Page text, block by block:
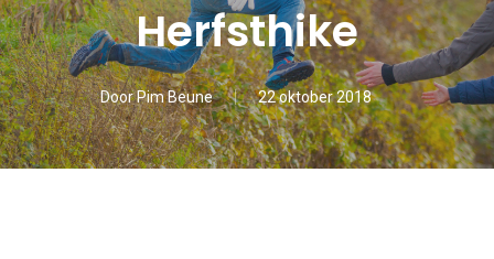
Herfsthike
DoorPim Beune 22 oktober 2018